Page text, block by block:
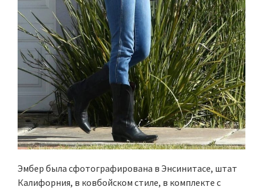
Эмбер была сфотографирована в Энсинитасе, штат
Калифорния, в ковбойском стиле, в комплекте с